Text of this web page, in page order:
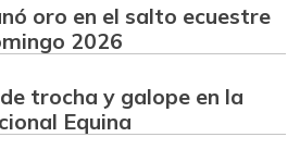
$ 4.352,00
oro en el salto ecuestre
2026
trocha y galope en la
Equina